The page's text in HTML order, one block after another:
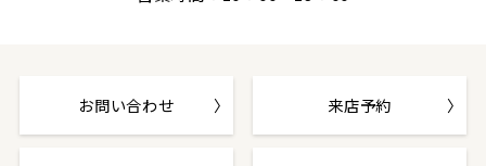
お問い合わせ 来店予約